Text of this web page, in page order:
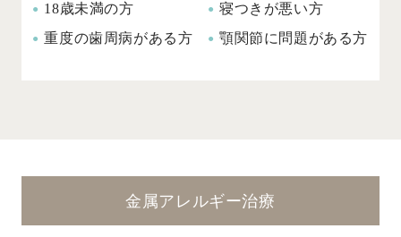
18歳未満の方
寝つきが悪い方
重度の歯周病がある方
顎関節に問題がある方
金属アレルギー治療